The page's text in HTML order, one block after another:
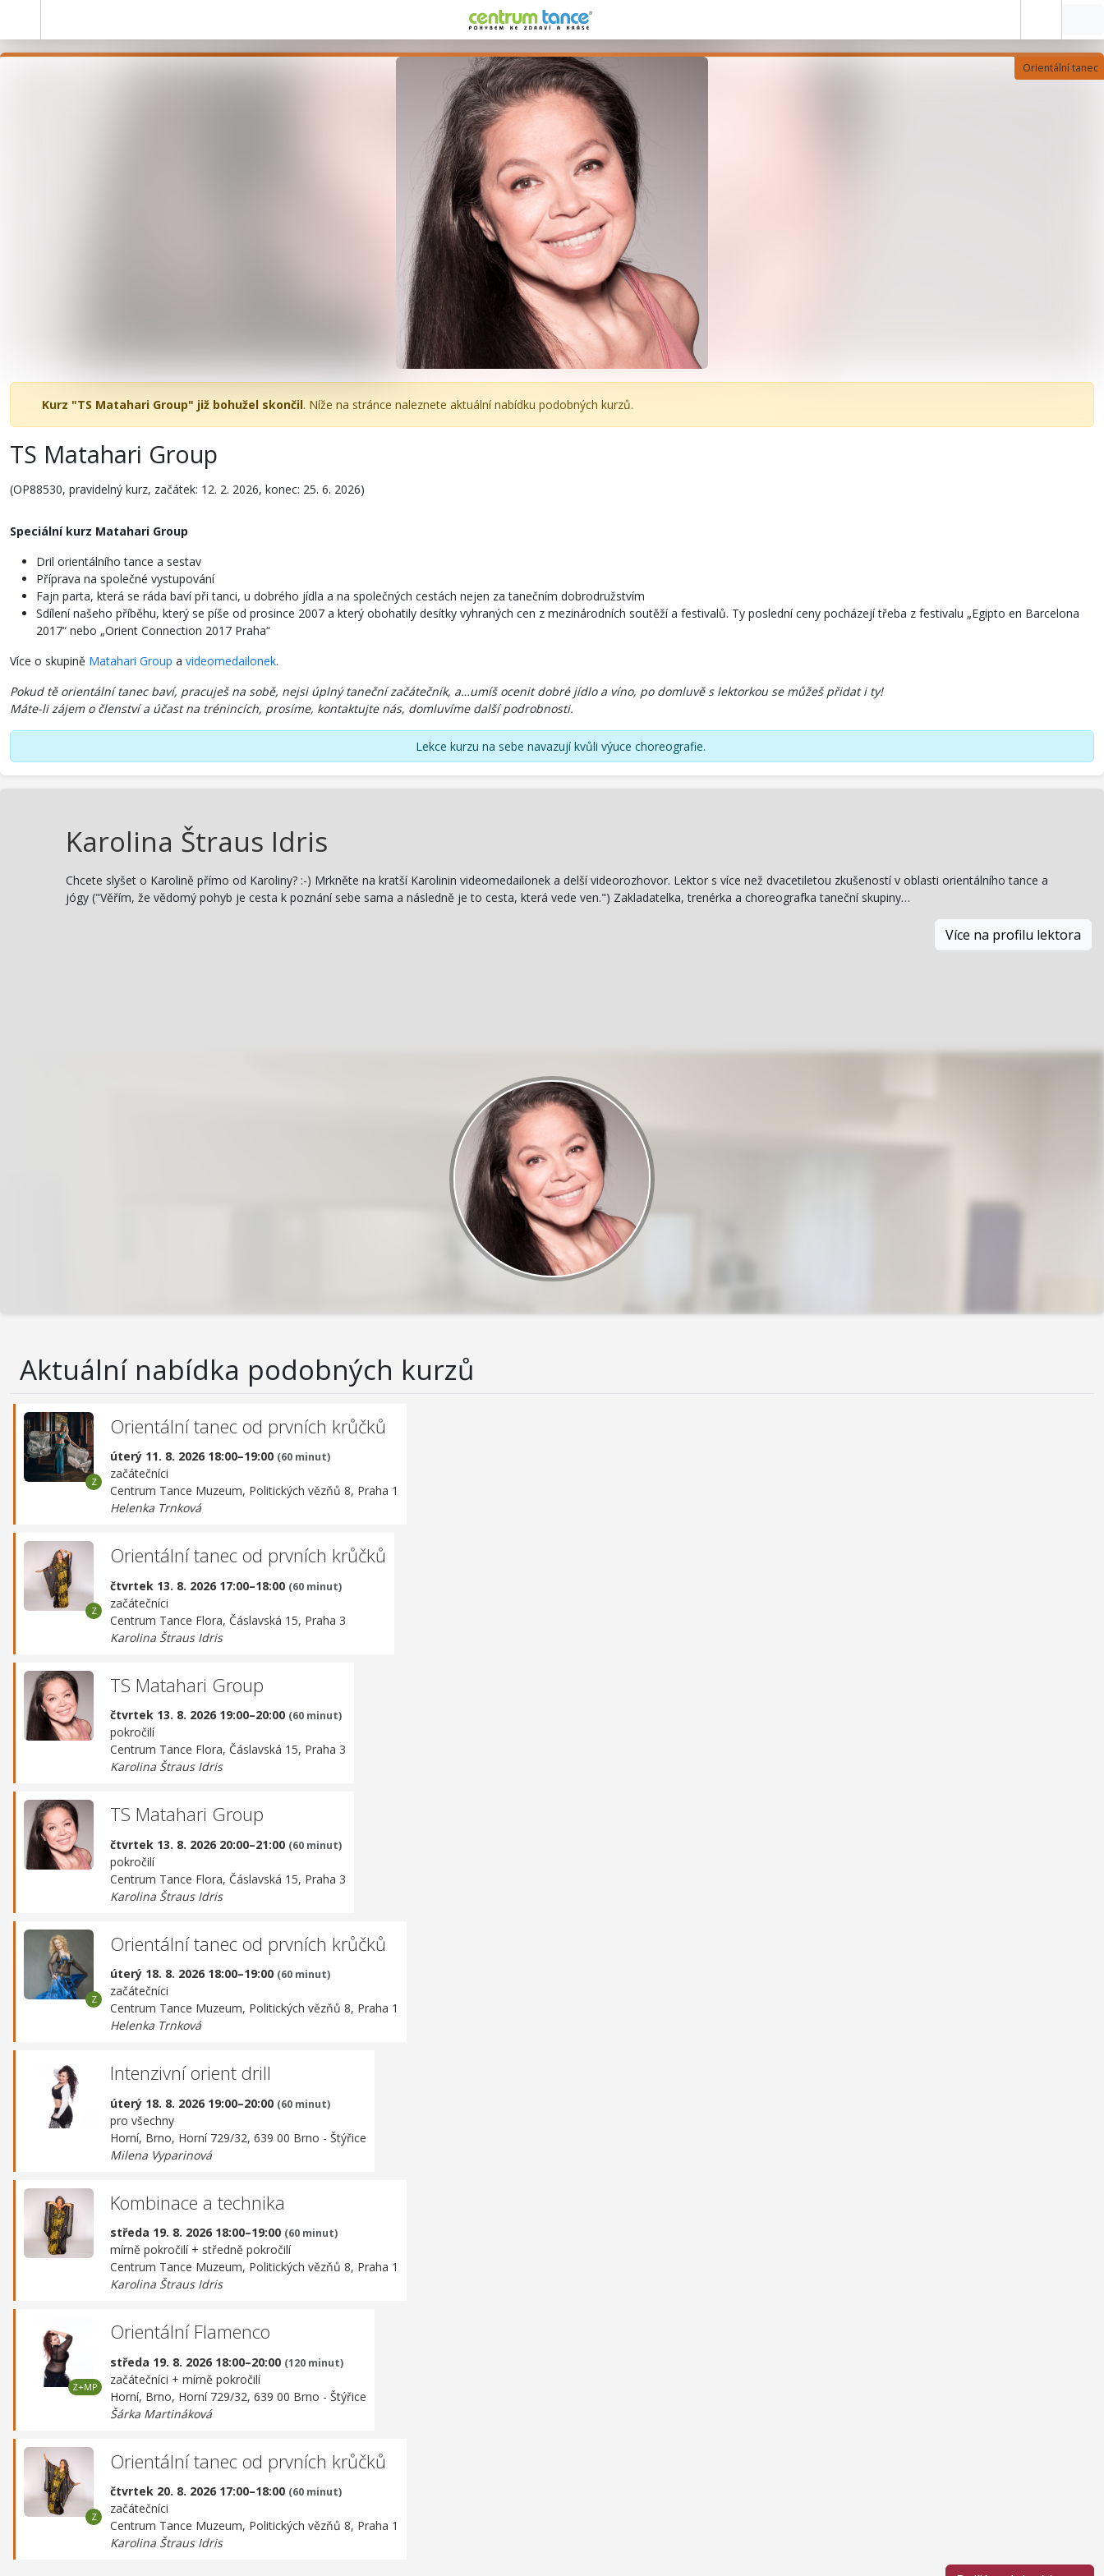
Orientální tanec
Kurz "TS Matahari Group" již bohužel skončil. Níže na stránce naleznete aktuální nabídku podobných kurzů.
TS Matahari Group
(OP88530, pravidelný kurz, začátek: 12. 2. 2026, konec: 25. 6. 2026)
Speciální kurz Matahari Group
Dril orientálního tance a sestav
Příprava na společné vystupování
Fajn parta, která se ráda baví při tanci, u dobrého jídla a na společných cestách nejen za tanečním dobrodružstvím
Sdílení našeho příběhu, který se píše od prosince 2007 a který obohatily desítky vyhraných cen z mezinárodních soutěží a festivalů. Ty poslední ceny pocházejí třeba z festivalu „Egipto en Barcelona
2017“ nebo „Orient Connection 2017 Praha“
Více o skupině Matahari Group a videomedailonek.
Pokud tě orientální tanec baví, pracuješ na sobě, nejsi úplný taneční začátečník, a…umíš ocenit dobré jídlo a víno, po domluvě s lektorkou se můžeš přidat i ty!
Máte-li zájem o členství a účast na trénincích, prosíme, kontaktujte nás, domluvíme další podrobnosti.
Lekce kurzu na sebe navazují kvůli výuce choreografie.
Karolina Štraus Idris
Chcete slyšet o Karolině přímo od Karoliny? :-) Mrkněte na kratší Karolinin videomedailonek a delší videorozhovor. Lektor s více než dvacetiletou zkušeností v oblasti orientálního tance a
jógy ("Věřím, že vědomý pohyb je cesta k poznání sebe sama a následně je to cesta, která vede ven.") Zakladatelka, trenérka a choreografka taneční skupiny…
Více na profilu lektora
Aktuální nabídka podobných kurzů
Orientální tanec od prvních krůčků
úterý 11. 8. 2026 18:00–19:00 (60 minut)
začátečníci
Centrum Tance Muzeum, Politických vězňů 8, Praha 1
Helenka Trnková
Orientální tanec od prvních krůčků
čtvrtek 13. 8. 2026 17:00–18:00 (60 minut)
začátečníci
Centrum Tance Flora, Čáslavská 15, Praha 3
Karolina Štraus Idris
TS Matahari Group
čtvrtek 13. 8. 2026 19:00–20:00 (60 minut)
pokročilí
Centrum Tance Flora, Čáslavská 15, Praha 3
Karolina Štraus Idris
TS Matahari Group
čtvrtek 13. 8. 2026 20:00–21:00 (60 minut)
pokročilí
Centrum Tance Flora, Čáslavská 15, Praha 3
Karolina Štraus Idris
Orientální tanec od prvních krůčků
úterý 18. 8. 2026 18:00–19:00 (60 minut)
začátečníci
Centrum Tance Muzeum, Politických vězňů 8, Praha 1
Helenka Trnková
Intenzivní orient drill
úterý 18. 8. 2026 19:00–20:00 (60 minut)
pro všechny
Horní, Brno, Horní 729/32, 639 00 Brno - Štýřice
Milena Vyparinová
Kombinace a technika
středa 19. 8. 2026 18:00–19:00 (60 minut)
mírně pokročilí + středně pokročilí
Centrum Tance Muzeum, Politických vězňů 8, Praha 1
Karolina Štraus Idris
Orientální Flamenco
středa 19. 8. 2026 18:00–20:00 (120 minut)
začátečníci + mírně pokročilí
Horní, Brno, Horní 729/32, 639 00 Brno - Štýřice
Šárka Martináková
Orientální tanec od prvních krůčků
čtvrtek 20. 8. 2026 17:00–18:00 (60 minut)
začátečníci
Centrum Tance Muzeum, Politických vězňů 8, Praha 1
Karolina Štraus Idris